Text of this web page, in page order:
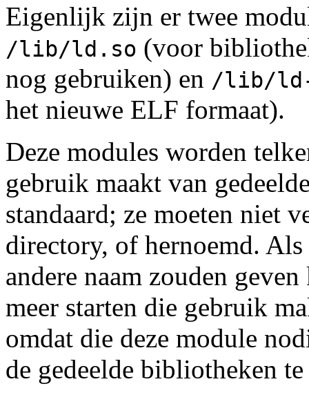
Eigenlijk zijn er twee
/lib/ld.so (voor
nog gebruiken) en /lib/
het nieuwe ELF formaat).
Deze modules worden
gebruik maakt van
standaard; ze moeten niet
directory, of hernoemd.
andere naam zouden
meer starten die gebruik
omdat die deze module
de gedeelde bibliotheken